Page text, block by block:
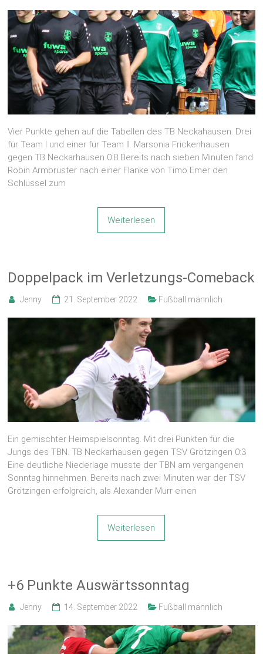
Vier Punkte gehen auf die Tabellen des TB Neckahausen. Drei
für Team I und einer für Team II. Marsonia Frickenhausen
gegen TB Neckarhausen 0:8 Bereits nach sieben Minuten fand
Robin Armbruster nach einer Flanke von Timo Emer den
Schlüssel zum
Weiterlesen
Doppelpack im Verletzungs-Comeback
Jenny 21. September 2022 Fußball männlich
Ein gemischter Heimspielsonntag. Mit drei Punkten für die
Jungs des TBN. TB Neckarhausen gegen TSV Grötzingen 0:3
Eine deutliche Niederlage musste der TBN am vergangenen
Sonntag hinnehmen. Bereits nach zwei Minuten war der TSV
Grötzingen erfolgreich, als Alexander Murr einen
Weiterlesen
+6 Punkte Auswärtssonntag
Jenny 14. September 2022 Fußball männlich